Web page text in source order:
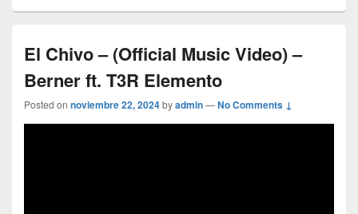
El Chivo – (Official Music Video) –
Berner ft. T3R Elemento
Posted on noviembre 22, 2024byadmin—No Comments ↓